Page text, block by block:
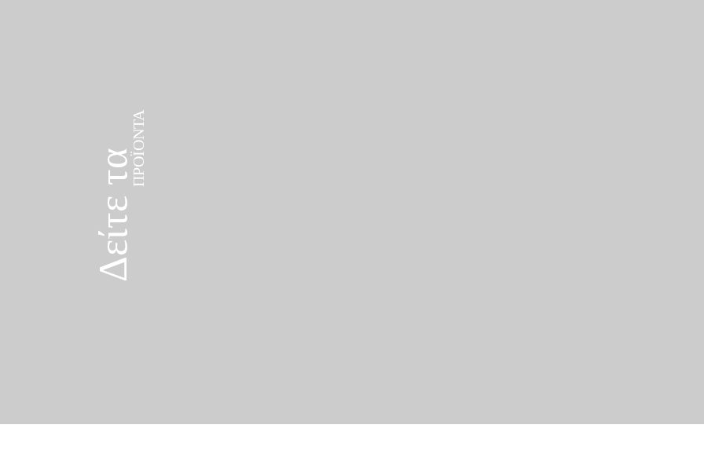
Δείτε ταΠΡΟΪΌΝΤΑ
Δείτε ταΠΡΟΪΌΝΤΑ